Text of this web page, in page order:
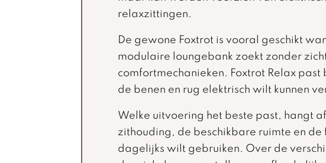
relaxzittingen.
De gewone Foxtrot is vooral geschikt
modulaire loungebank zoekt zonder
comfortmechanieken. Foxtrot Relax past
de benen en rug elektrisch wilt kunnen
Welke uitvoering het beste past, hangt
zithouding, de beschikbare ruimte en de
dagelijks wilt gebruiken. Over de